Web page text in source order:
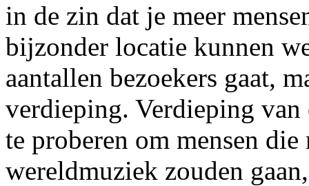
in de zin dat je meer
bijzonder locatie kunnen
aantallen bezoekers gaat,
verdieping. Verdieping
te proberen om mensen
wereldmuziek zouden